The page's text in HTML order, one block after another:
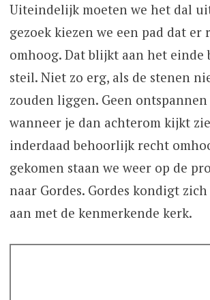
Uiteindelijk moeten we het dal
gezoek kiezen we een pad dat
omhoog. Dat blijkt aan het einde
steil. Niet zo erg, als de stenen
zouden liggen. Geen
wanneer je dan achterom kijkt
inderdaad behoorlijk recht
gekomen staan we weer op de
naar Gordes. Gordes kondigt
aan met de kenmerkende kerk.